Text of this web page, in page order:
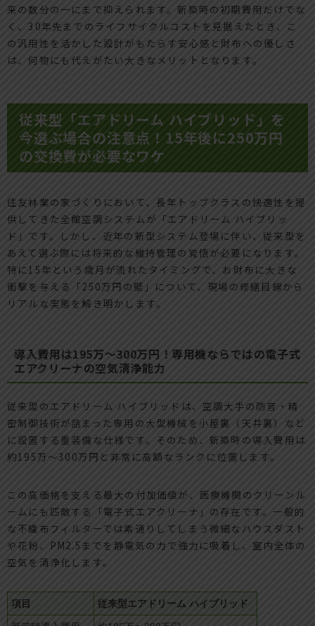
来の数分の一にまで抑えられます。新築時の初期費用だけでな
く、30年先までのライフサイクルコストを見据えたとき、こ
の汎用性を活かした設計がもたらす安心感と財布への優しさ
は、何物にも代えがたい大きなメリットとなります。
従来型「エアドリーム ハイブリッド」を
今選ぶ場合の注意点！15年後に250万円
の交換費が必要なワケ
住友林業の家づくりにおいて、長年トップクラスの快適性を提
供してきた全館空調システムが「エアドリーム ハイブリッ
ド」です。しかし、近年の新型システム登場に伴い、従来型を
あえて選ぶ際には将来的な維持管理の覚悟が必要になります。
特に15年という歳月が流れたタイミングで、お財布に大きな
衝撃を与える「250万円の壁」について、現場の修繕目線から
リアルな実態を解き明かします。
導入費用は195万〜300万円！専用機ならではの電子式
エアクリーナの空気清浄能力
従来型のエアドリーム ハイブリッドは、空調大手の防音・精
密制御技術が詰まった専用の大型機械を小屋裏（天井裏）など
に設置する重装備な仕様です。そのため、新築時の導入費用は
約195万〜300万円と非常に高額なランクに位置します。
この高価格を支える最大の付加価値が、医療機関のクリーンル
ームにも匹敵する「電子式エアクリーナ」の存在です。一般的
な不織布フィルターでは素通りしてしまう微細なハウスダスト
や花粉、PM2.5までを静電気の力で強力に吸着し、室内全体の
空気を清浄化します。
項目 従来型エアドリーム ハイブリッド